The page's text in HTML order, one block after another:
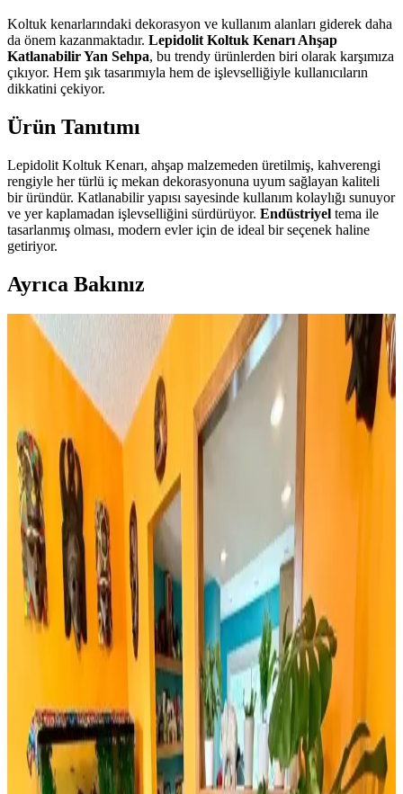
Koltuk kenarlarındaki dekorasyon ve kullanım alanları giderek daha
da önem kazanmaktadır. Lepidolit Koltuk Kenarı Ahşap
Katlanabilir Yan Sehpa, bu trendy ürünlerden biri olarak karşımıza
çıkıyor. Hem şık tasarımıyla hem de işlevselliğiyle kullanıcıların
dikkatini çekiyor.
Ürün Tanıtımı
Lepidolit Koltuk Kenarı, ahşap malzemeden üretilmiş, kahverengi
rengiyle her türlü iç mekan dekorasyonuna uyum sağlayan kaliteli
bir üründür. Katlanabilir yapısı sayesinde kullanım kolaylığı sunuyor
ve yer kaplamadan işlevselliğini sürdürüyor. Endüstriyel tema ile
tasarlanmış olması, modern evler için de ideal bir seçenek haline
getiriyor.
Ayrıca Bakınız
Huzur Party Store 5 Metre Yeşil Çam Dalı ve Işıklı
Çam Dalı Karşılaştırması
İki farklı yeşil çam dalı ürününün detaylı özellikleri, kullanıcı
yorumları ve kullanım alanları karşılaştırmasıyla yılbaşı
dekorasyonunuza en uygun seçimi yapın.
Rattan Ayakkabılık: Doğal Şıklık ve Fonksiyonellik
Sunan Dekorasyon Seçeneği
Rattan ayakkabılık, doğal malzeme kullanımı ve estetik
görünümüyle modern ve sürdürülebilir dekorasyonun vazgeçilmez
parçasıdır. Hafifliği ve dayanıklılığıyla fonksiyonel çözümler sunar.
Bambu Stor Perdeler Karşılaştırması: Evesen ve
Linadora Modellerinin Özellikleri ve Farkları
Evesen ve Linadora bambu stor perdelerinin tasarım, dayanıklılık ve
kullanım kolaylığı açısından detaylı karşılaştırması. En uygun
seçeneği belirlemenize yardımcı olur.
Bosch TSM6A011W ve Musullu Kahve Baharat
Öğütücü Karşılaştırması
Bosch TSM6A011W ve Musullu kahve ve baharat öğütücüsü
arasındaki farklar, özellikler ve kullanıcı yorumlarıyla en uygun